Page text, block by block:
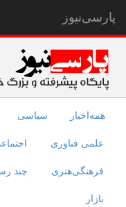
پارسی‌نیوز
همه‌اخبار سیاسی
علمی فناوری
فرهنگی‌هنری چند
بازار